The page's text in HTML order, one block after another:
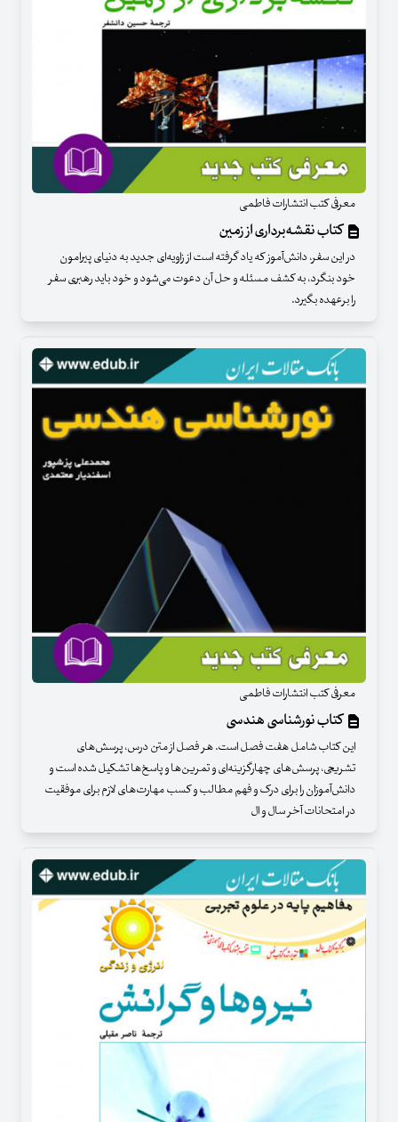
معرفی کتب انتشارات فاطمی
کتاب نقشه‌برداری از زمین
در این سفر، دانش‌آموز که یاد گرفته است از زاویه‌ای جدید به دنیای پیرامون
خود بنگرد، به کشف مسئله و حل آن دعوت می‌شود و خود باید رهبری سفر
را برعهده بگیرد.
معرفی کتب انتشارات فاطمی
کتاب نورشناسی هندسی
این کتاب شامل هفت فصل است. هر فصل از متن درس، پرسش‌های
تشریحی، پرسش‌های چهارگزینه‌ای و تمرین‌ها و پاسخ‌ها تشکیل شده است و
دانش‌آموزان را برای درک و فهم مطالب و کسب مهارت‌های لازم برای موفقیت
در امتحانات آخر سال و ال